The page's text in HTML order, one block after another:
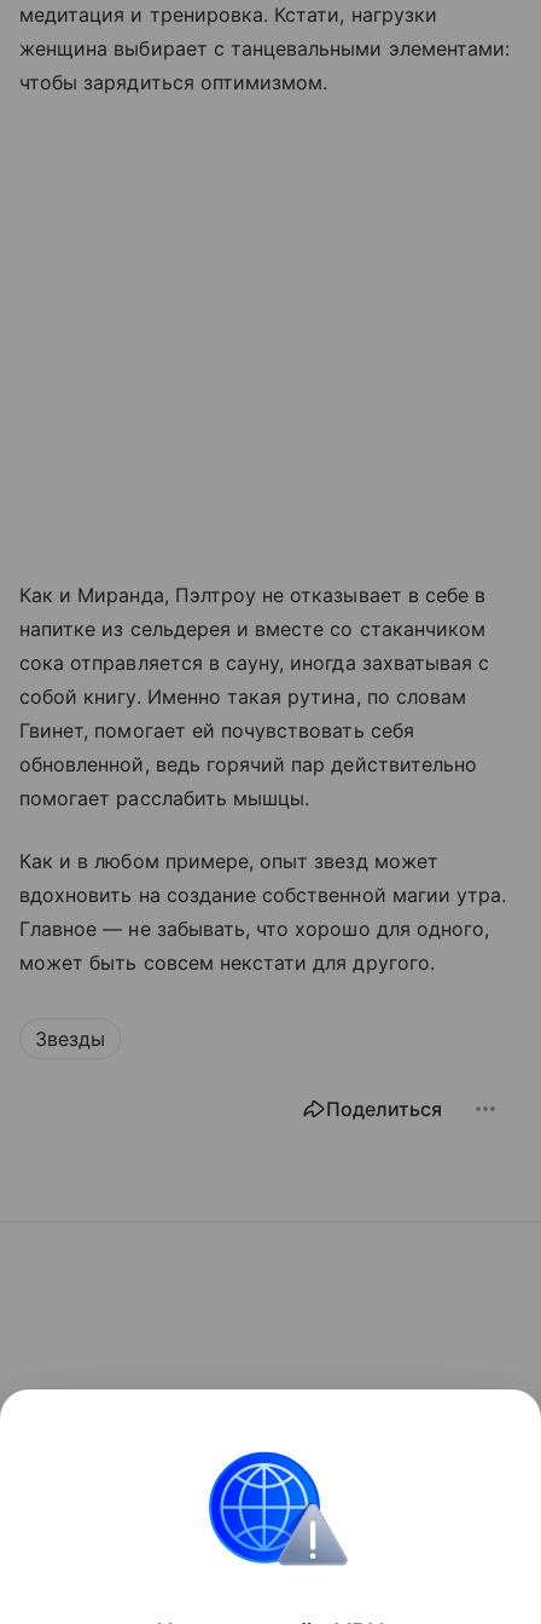
медитация и тренировка. Кстати, нагрузки
женщина выбирает с танцевальными элементами:
чтобы зарядиться оптимизмом.
Как и Миранда, Пэлтроу не отказывает в себе в
напитке из сельдерея и вместе со стаканчиком
сока отправляется в сауну, иногда захватывая с
собой книгу. Именно такая рутина, по словам
Гвинет, помогает ей почувствовать себя
обновленной, ведь горячий пар действительно
помогает расслабить мышцы.
Как и в любом примере, опыт звезд может
вдохновить на создание собственной магии утра.
Главное — не забывать, что хорошо для одного,
может быть совсем некстати для другого.
Звезды
Поделиться